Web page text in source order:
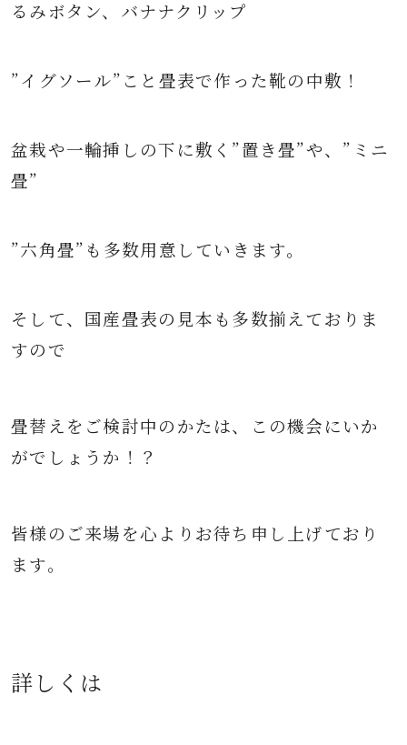
るみボタン、バナナクリップ
”イグソール”こと畳表で作った靴の中敷！
盆栽や一輪挿しの下に敷く”置き畳”や、”ミニ
畳”
”六角畳”も多数用意していきます。
そして、国産畳表の見本も多数揃えておりま
すので
畳替えをご検討中のかたは、この機会にいか
がでしょうか！？
皆様のご来場を心よりお待ち申し上げており
ます。
詳しくは